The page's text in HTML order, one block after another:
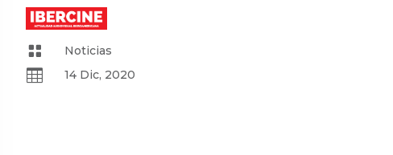
 Noticias
 14 Dic, 2020